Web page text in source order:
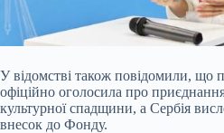
У відомстві також повідомили, що
офіційно оголосила про
культурної спадщини, а Сербія
внесок до Фонду.